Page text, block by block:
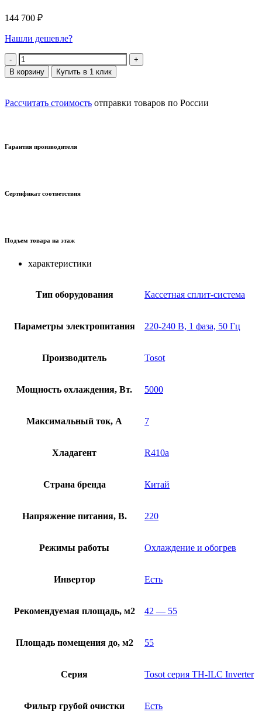
144 700 ₽
Нашли дешевле?
Количество
В корзину Купить в 1 клик
Рассчитать стоимость отправки товаров по России
Гарантия производителя
Сертификат соответствия
Подъем товара на этаж
характеристики
Тип оборудования Кассетная сплит-система
Параметры электропитания 220-240 В, 1 фаза, 50 Гц
Производитель Tosot
Мощность охлаждения, Вт. 5000
Максимальный ток, А 7
Хладагент R410a
Страна бренда Китай
Напряжение питания, В. 220
Режимы работы Охлаждение и обогрев
Инвертор Есть
Рекомендуемая площадь, м2 42 — 55
Площадь помещения до, м2 55
Серия Tosot серия TH-ILC Inverter
Фильтр грубой очистки Есть